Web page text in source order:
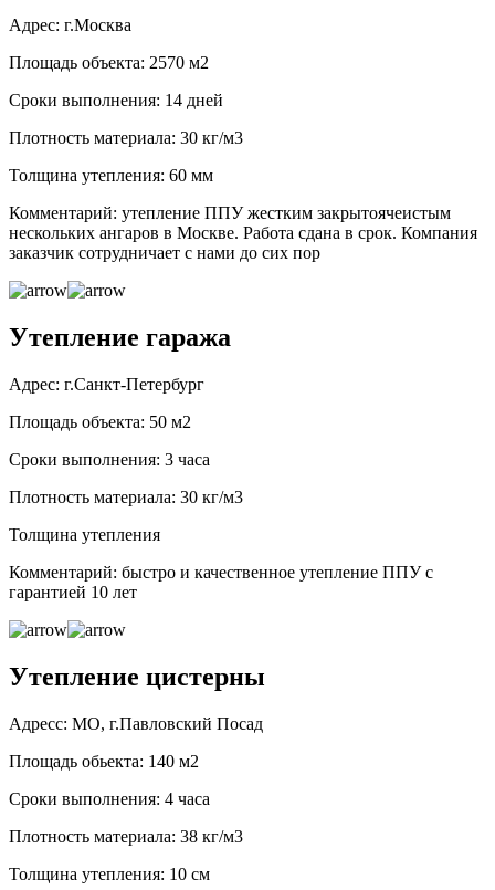
Адрес: г.Москва
Площадь объекта: 2570 м2
Сроки выполнения: 14 дней
Плотность материала: 30 кг/м3
Толщина утепления: 60 мм
Комментарий: утепление ППУ жестким закрытоячеистым
нескольких ангаров в Москве. Работа сдана в срок. Компания
заказчик сотрудничает с нами до сих пор
Утепление гаража
Адрес: г.Санкт-Петербург
Площадь объекта: 50 м2
Сроки выполнения: 3 часа
Плотность материала: 30 кг/м3
Толщина утепления
Комментарий: быстро и качественное утепление ППУ с
гарантией 10 лет
Утепление цистерны
Адресс: МО, г.Павловский Посад
Площадь обьекта: 140 м2
Сроки выполнения: 4 часа
Плотность материала: 38 кг/м3
Толщина утепления: 10 см